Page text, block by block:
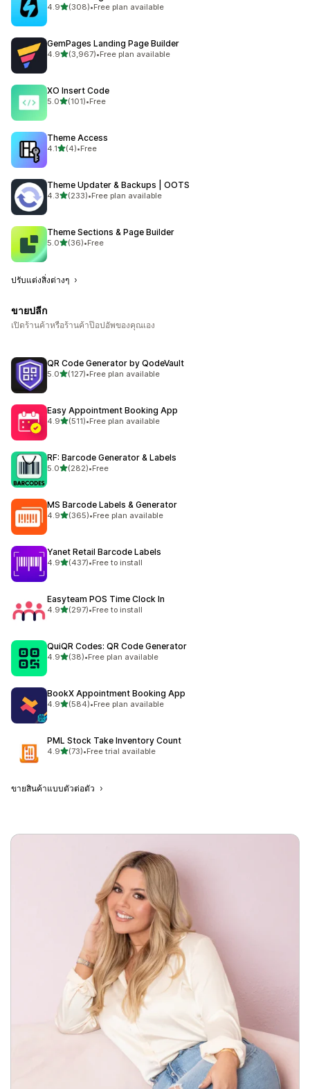
4.9เต็ม 5 ดาว
(308)
ทั้งหมด 308 รีวิว
•Free plan available
GemPages Landing Page Builder
4.9เต็ม 5 ดาว
(3,967)
ทั้งหมด 3967 รีวิว
•Free plan available
XO Insert Code
5.0เต็ม 5 ดาว
(101)
ทั้งหมด 101 รีวิว
•Free
Theme Access
4.1เต็ม 5 ดาว
(4)
ทั้งหมด 4 รีวิว
•Free
Theme Updater & Backups | OOTS
4.3เต็ม 5 ดาว
(233)
ทั้งหมด 233 รีวิว
•Free plan available
Theme Sections & Page Builder
5.0เต็ม 5 ดาว
(36)
ทั้งหมด 36 รีวิว
•Free
ปรับแต่งสิ่งต่างๆ
ขายปลีก
เปิดร้านค้าหรือร้านค้าป๊อปอัพของคุณเอง
QR Code Generator by QodeVault
5.0เต็ม 5 ดาว
(127)
ทั้งหมด 127 รีวิว
•Free plan available
Easy Appointment Booking App
4.9เต็ม 5 ดาว
(511)
ทั้งหมด 511 รีวิว
•Free plan available
RF: Barcode Generator & Labels
5.0เต็ม 5 ดาว
(282)
ทั้งหมด 282 รีวิว
•Free
MS Barcode Labels & Generator
4.9เต็ม 5 ดาว
(365)
ทั้งหมด 365 รีวิว
•Free plan available
Yanet Retail Barcode Labels
4.9เต็ม 5 ดาว
(437)
ทั้งหมด 437 รีวิว
•Free to install
Easyteam POS Time Clock In
4.9เต็ม 5 ดาว
(297)
ทั้งหมด 297 รีวิว
•Free to install
QuiQR Codes: QR Code Generator
4.9เต็ม 5 ดาว
(38)
ทั้งหมด 38 รีวิว
•Free plan available
BookX Appointment Booking App
4.9เต็ม 5 ดาว
(584)
ทั้งหมด 584 รีวิว
•Free plan available
PML Stock Take Inventory Count
4.9เต็ม 5 ดาว
(73)
ทั้งหมด 73 รีวิว
•Free trial available
ขายสินค้าแบบตัวต่อตัว